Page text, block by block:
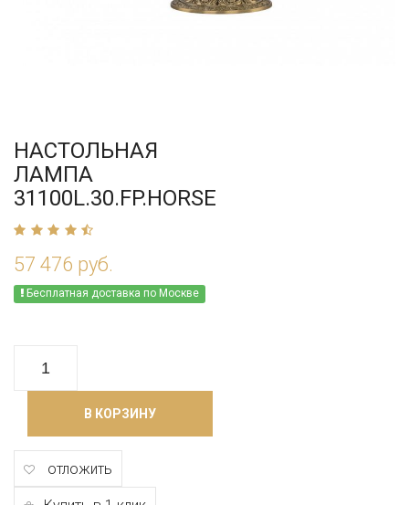
НАСТОЛЬНАЯ
ЛАМПА
31100L.30.FP.HORSE
57 476 руб.
Бесплатная доставка по Москве
В КОРЗИНУ
отложить